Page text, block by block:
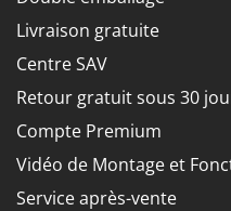
Livraison gratuite
Centre SAV
Retour gratuit sous 30
Compte Premium
Vidéo de Montage et
Service après-vente